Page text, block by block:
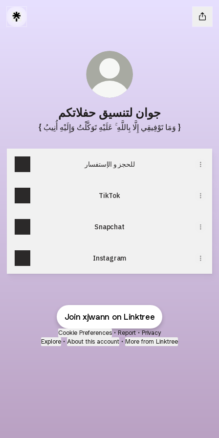
جوان لتنسيق حفلاتكم
{ وَمَا تَوْفِيقِي إِلَّا بِاللَّهِ ۚ عَلَيْهِ تَوَكَّلْتُ وَإِلَيْهِ أُنِيبُ }
للحجز و الإستفسار
TikTok
Snapchat
Instagram
Join xjwann on Linktree
Cookie Preferences • Report • Privacy
Explore • About this account • More from Linktree